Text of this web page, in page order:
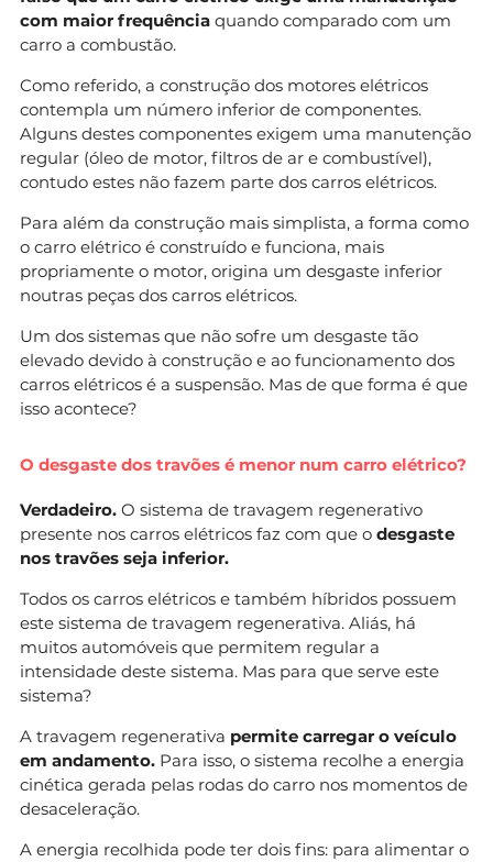
com maior frequência quando comparado com um
carro a combustão.
Como referido, a construção dos motores elétricos
contempla um número inferior de componentes.
Alguns destes componentes exigem uma manutenção
regular (óleo de motor, filtros de ar e combustível),
contudo estes não fazem parte dos carros elétricos.
Para além da construção mais simplista, a forma como
o carro elétrico é construído e funciona, mais
propriamente o motor, origina um desgaste inferior
noutras peças dos carros elétricos.
Um dos sistemas que não sofre um desgaste tão
elevado devido à construção e ao funcionamento dos
carros elétricos é a suspensão. Mas de que forma é que
isso acontece?
O desgaste dos travões é menor num carro elétrico?
Verdadeiro. O sistema de travagem regenerativo
presente nos carros elétricos faz com que o desgaste
nos travões seja inferior.
Todos os carros elétricos e também híbridos possuem
este sistema de travagem regenerativa. Aliás, há
muitos automóveis que permitem regular a
intensidade deste sistema. Mas para que serve este
sistema?
A travagem regenerativa permite carregar o veículo
em andamento. Para isso, o sistema recolhe a energia
cinética gerada pelas rodas do carro nos momentos de
desaceleração.
A energia recolhida pode ter dois fins: para alimentar o